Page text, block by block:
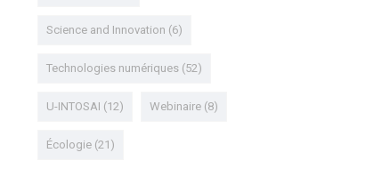
Science and Innovation (6)
Technologies numériques(52)
U-INTOSAI (12) Webinaire(8)
Écologie(21)